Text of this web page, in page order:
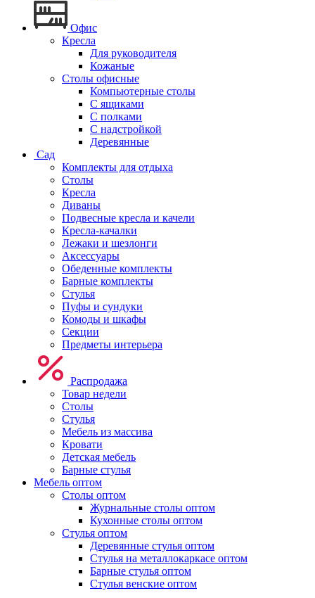
Офис
Кресла
Для руководителя
Кожаные
Столы офисные
Компьютерные столы
С ящиками
С полками
С надстройкой
Деревянные
Сад
Комплекты для отдыха
Столы
Кресла
Диваны
Подвесные кресла и качели
Кресла-качалки
Лежаки и шезлонги
Аксессуары
Обеденные комплекты
Барные комплекты
Стулья
Пуфы и сундуки
Комоды и шкафы
Секции
Предметы интерьера
Распродажа
Товар недели
Столы
Стулья
Мебель из массива
Кровати
Детская мебель
Барные стулья
Мебель оптом
Столы оптом
Журнальные столы оптом
Кухонные столы оптом
Стулья оптом
Деревянные стулья оптом
Стулья на металлокаркасе оптом
Барные стулья оптом
Стулья венские оптом